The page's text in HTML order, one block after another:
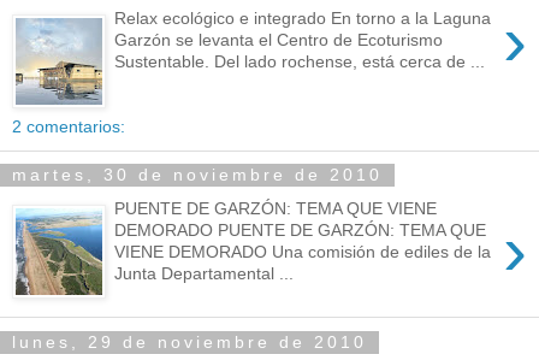
›
Relax ecológico e integrado En torno a la Laguna
Garzón se levanta el Centro de Ecoturismo
Sustentable. Del lado rochense, está cerca de ...
2 comentarios:
martes, 30 de noviembre de 2010
›
PUENTE DE GARZÓN: TEMA QUE VIENE
DEMORADO PUENTE DE GARZÓN: TEMA QUE
VIENE DEMORADO Una comisión de ediles de la
Junta Departamental ...
lunes, 29 de noviembre de 2010